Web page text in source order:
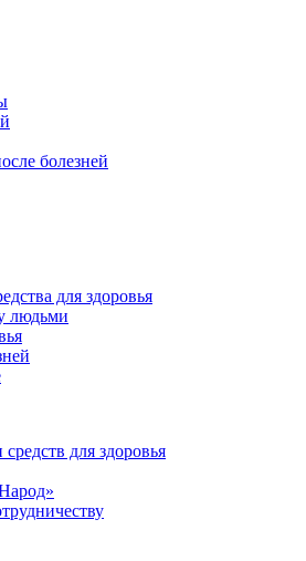
болезней
для здоровья
людьми
для здоровья